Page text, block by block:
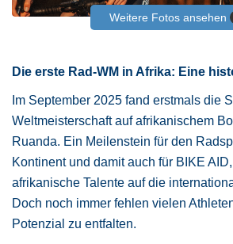
Weitere Fotos ansehen
Die erste Rad-WM in Afrika: Eine
Im September 2025 fand erstmals die
Weltmeisterschaft auf afrikanischem
Ruanda. Ein Meilenstein für den
Kontinent und damit auch für BIKE
afrikanische Talente auf die
Doch noch immer fehlen vielen
Potenzial zu entfalten.